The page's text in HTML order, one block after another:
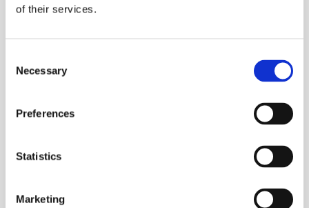
of their services.
Selection
Necessary
Preferences
Statistics
Marketing
Randers SØ
Start: